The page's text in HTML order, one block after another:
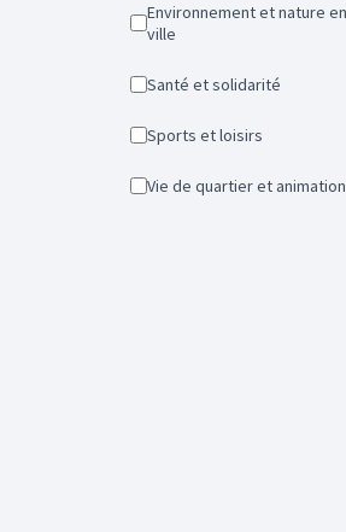
Environnement et nature en
ville
Santé et solidarité
Sports et loisirs
Vie de quartier et animation